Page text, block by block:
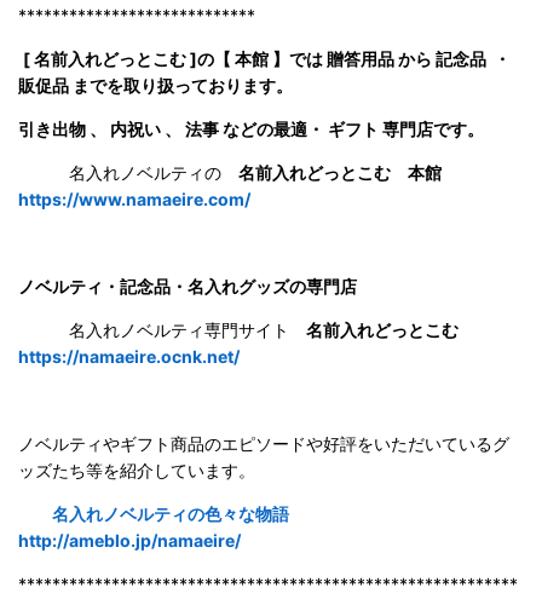
****************************
[ 名前入れどっとこむ ]の【 本館 】では 贈答用品 から 記念品 ・
販促品 までを取り扱っております。
引き出物 、 内祝い 、 法事 などの最適・ ギフト 専門店です。
名入れノベルティの 名前入れどっとこむ 本館
https://www.namaeire.com/
ノベルティ・記念品・名入れグッズの専門店
名入れノベルティ専門サイト 名前入れどっとこむ
https://namaeire.ocnk.net/
ノベルティやギフト商品のエピソードや好評をいただいているグ
ッズたち等を紹介しています。
名入れノベルティの色々な物語
http://ameblo.jp/namaeire/
***********************************************************